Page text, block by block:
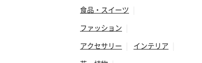
食品・スイーツ
ファッション
アクセサリー
インテリア